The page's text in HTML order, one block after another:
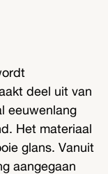
deel uit van
eeuwenlang
Het materiaal
glans. Vanuit
aangegaan